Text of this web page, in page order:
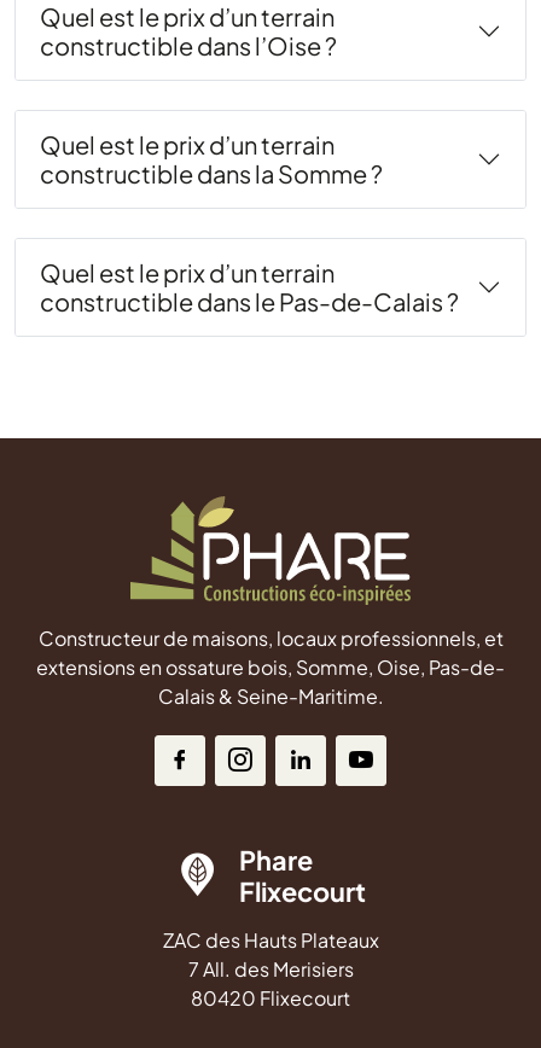
Quel est le prix d’un terrain
constructible dans l’Oise ?
Quel est le prix d’un terrain
constructible dans la Somme ?
Quel est le prix d’un terrain
constructible dans le Pas-de-Calais ?
Constructeur de maisons, locaux professionnels, et
extensions en ossature bois, Somme, Oise, Pas-de-
Calais & Seine-Maritime.
Phare
Flixecourt
ZAC des Hauts Plateaux
7 All. des Merisiers
80420 Flixecourt